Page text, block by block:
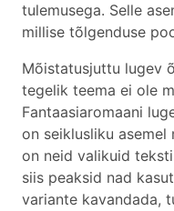
tulemusega. Selle
millise tõlgenduse
Mõistatusjuttu lugev
tegelik teema ei ole
Fantaasiaromaani
on seiklusliku asemel
on neid valikuid
siis peaksid nad
variante kavandada,